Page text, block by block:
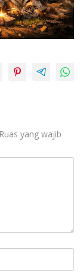
Ruas yang wajib